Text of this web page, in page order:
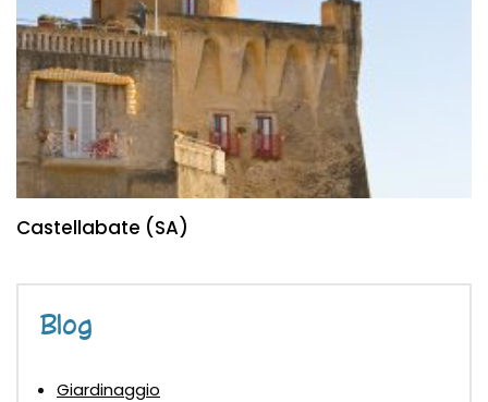
Castellabate (SA)
Blog
Giardinaggio